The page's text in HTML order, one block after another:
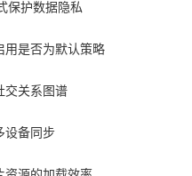
保护数据隐私
用是否为默认策略
交关系图谱
设备同步